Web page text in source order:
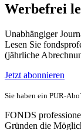
Werbefrei
Unabhängiger
Lesen Sie
(jährliche
Jetzt abonnieren
Sie haben ein PUR-
FONDS
Gründen die